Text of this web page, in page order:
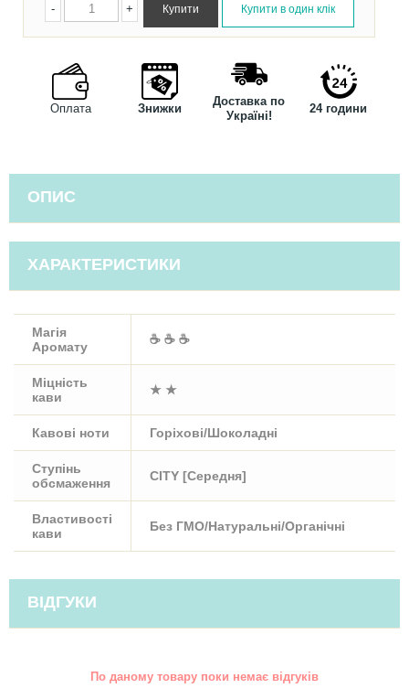
+
-
Оплата Знижки
Доставка по
Україні!
24 години
ОПИС
ХАРАКТЕРИСТИКИ
Магія
Аромату
☕ ☕ ☕
Міцність
кави
★ ★
Кавові ноти Горіхові/Шоколадні
Ступінь
обсмаження
CITY [Середня]
Властивості
кави
Без ГМО/Натуральні/Органічні
ВІДГУКИ
По даному товару поки немає відгуків